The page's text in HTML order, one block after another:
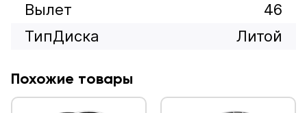
Вылет
46
ТипДиска
Литой
Похожие товары